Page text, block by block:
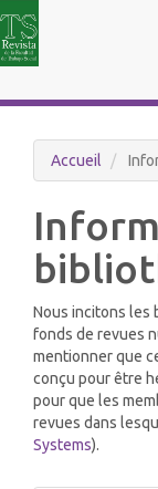
Barre
Accueil
Nous incitons les
fonds de revues
mentionner que
conçu pour être
pour que les
revues dans
Systems).